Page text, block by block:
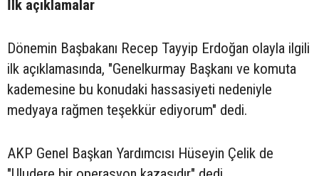
İlk açıklamalar
Dönemin Başbakanı Recep Tayyip Erdoğan olayla ilgili
ilk açıklamasında, "Genelkurmay Başkanı ve komuta
kademesine bu konudaki hassasiyeti nedeniyle
medyaya rağmen teşekkür ediyorum" dedi.
AKP Genel Başkan Yardımcısı Hüseyin Çelik de